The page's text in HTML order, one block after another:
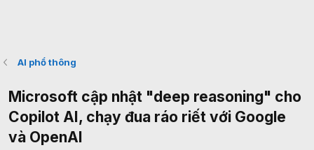
AI phổ thông
Microsoft cập nhật "deep reasoning" cho
Copilot AI, chạy đua ráo riết với Google
và OpenAI